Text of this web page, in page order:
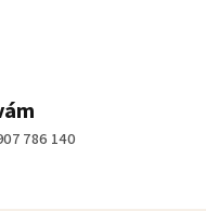
786 140